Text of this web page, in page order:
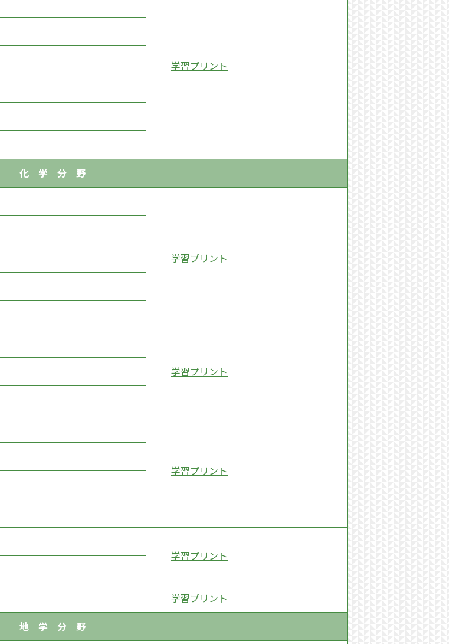
学習プリント
化 学 分 野
学習プリント
学習プリント
学習プリント
学習プリント
学習プリント
地 学 分 野